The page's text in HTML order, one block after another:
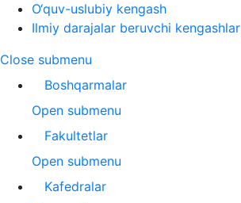
O‘quv-uslubiy kengash
Ilmiy darajalar beruvchi kengashlar
Close submenu
Boshqarmalar
Open submenu
Fakultetlar
Open submenu
Kafedralar